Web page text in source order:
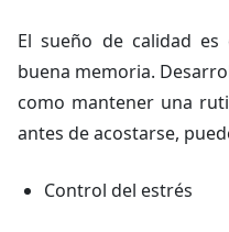
El sueño de calidad
buena memoria.
como mantener una
antes de acostarse,
Control del estrés